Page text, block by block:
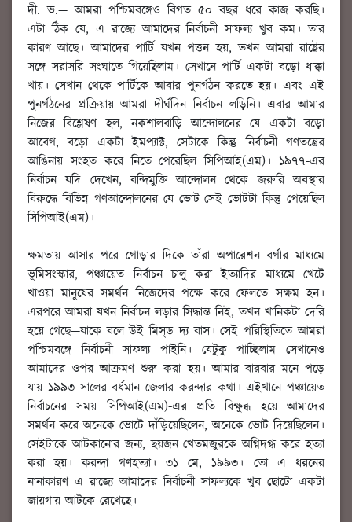
দী. ভ.— আমরা পশ্চিমবঙ্গেও বিগত ৫০ বছর ধরে কাজ করছি।
এটা ঠিক যে, এ রাজ্যে আমাদের নির্বাচনী সাফল্য খুব কম। তার
কারণ আছে। আমাদের পার্টি যখন পত্তন হয়, তখন আমরা রাষ্ট্রের
সঙ্গে সরাসরি সংঘাতে গিয়েছিলাম। সেখানে পার্টি একটা বড়ো ধাক্কা
খায়। সেখান থেকে পার্টিকে আবার পুনর্গঠন করতে হয়। এবং এই
পুনর্গঠনের প্রক্রিয়ায় আমরা দীর্ঘদিন নির্বাচন লড়িনি। এবার আমার
নিজের বিশ্লেষণ হল, নকশালবাড়ি আন্দোলনের যে একটা বড়ো
আবেগ, বড়ো একটা ইমপ্যাক্ট, সেটাকে কিন্তু নির্বাচনী গণতন্ত্রের
আঙিনায় সংহত করে নিতে পেরেছিল সিপিআই(এম)। ১৯৭৭-এর
নির্বাচন যদি দেখেন, বন্দিমুক্তি আন্দোলন থেকে জরুরি অবস্থার
বিরুদ্ধে বিভিন্ন গণআন্দোলনের যে ভোট সেই ভোটটা কিন্তু পেয়েছিল
সিপিআই(এম)।
ক্ষমতায় আসার পরে গোড়ার দিকে তাঁরা অপারেশন বর্গার মাধ্যমে
ভূমিসংস্কার, পঞ্চায়েত নির্বাচন চালু করা ইত্যাদির মাধ্যমে খেটে
খাওয়া মানুষের সমর্থন নিজেদের পক্ষে করে ফেলতে সক্ষম হন।
এরপরে আমরা যখন নির্বাচন লড়ার সিদ্ধান্ত নিই, তখন খানিকটা দেরি
হয়ে গেছে—যাকে বলে উই মিস্‌ড দ্য বাস। সেই পরিস্থিতিতে আমরা
পশ্চিমবঙ্গে নির্বাচনী সাফল্য পাইনি। যেটুকু পাচ্ছিলাম সেখানেও
আমাদের ওপর আক্রমণ শুরু করা হয়। আমার বারবার মনে পড়ে
যায় ১৯৯৩ সালের বর্ধমান জেলার করন্দার কথা। এইখানে পঞ্চায়েত
নির্বাচনের সময় সিপিআই(এম)-এর প্রতি বিক্ষুব্ধ হয়ে আমাদের
সমর্থন করে অনেকে ভোটে দাঁড়িয়েছিলেন, অনেকে ভোট দিয়েছিলেন।
সেইটাকে আটকানোর জন্য, ছয়জন খেতমজুরকে অগ্নিদগ্ধ করে হত্যা
করা হয়। করন্দা গণহত্যা। ৩১ মে, ১৯৯৩। তো এ ধরনের
নানাকারণ এ রাজ্যে আমাদের নির্বাচনী সাফল্যকে খুব ছোটো একটা
জায়গায় আটকে রেখেছে।